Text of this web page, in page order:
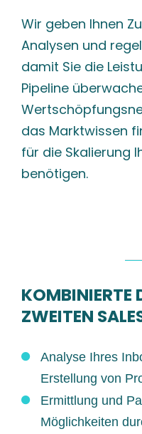
Wir geben Ihnen
Analysen und
damit Sie die
Pipeline
das Marktwissen
für die Skalierung
benötigen.
KOMBINIERTE
ZWEITEN
Analyse Ihres
Erstellung von
Ermittlung und
Möglichkeiten